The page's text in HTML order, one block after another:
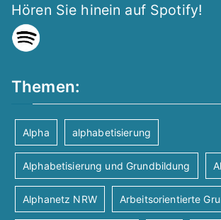
Hören Sie hinein auf Spotify!
Themen:
Alpha alphabetisierung
Alphabetisierung und Grundbildung
Alphanetz NRW Arbeitsorientierte